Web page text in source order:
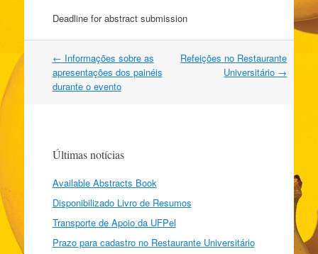
Deadline for abstract submission
Navegação
do
post
← Informações sobre as
apresentações dos painéis
durante o evento
Refeições no Restaurante
Universitário →
Últimas notícias
Available Abstracts Book
Disponibilizado Livro de Resumos
Transporte de Apoio da UFPel
Prazo para cadastro no Restaurante Universitário